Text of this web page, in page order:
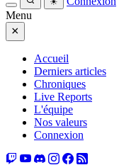
Menu
×
Accueil
Derniers articles
Chroniques
Live Reports
L'équipe
Nos valeurs
Connexion